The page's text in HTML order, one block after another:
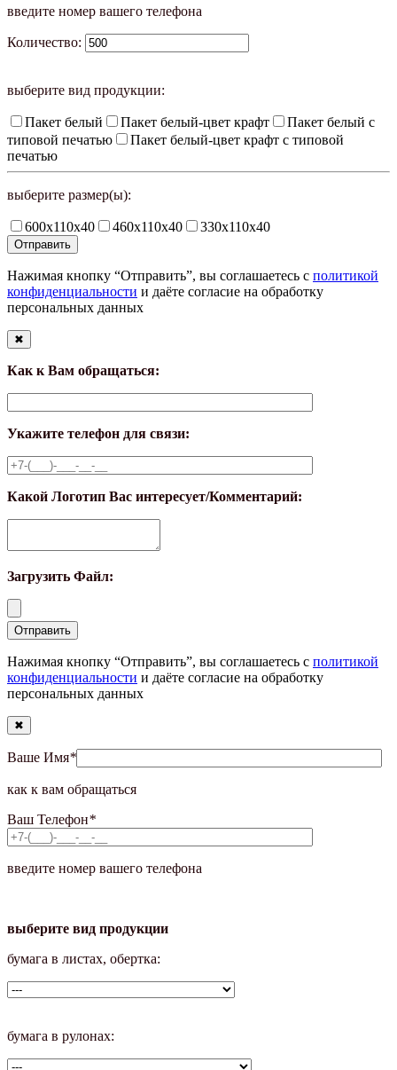
введите номер вашего телефона
Количество:
выберите вид продукции:
Пакет белый Пакет белый-цвет крафт
Пакет белый с
типовой печатью
Пакет белый-цвет крафт с типовой
печатью
выберите размер(ы):
600х110х40 460х110х40 330х110х40
Нажимая кнопку “Отправить”, вы соглашаетесь с политикой
конфиденциальности и даёте согласие на обработку
персональных данных
✖
Как к Вам обращаться:
Укажите телефон для связи:
Какой Логотип Вас интересует/Комментарий:
Загрузить Файл:
Нажимая кнопку “Отправить”, вы соглашаетесь с политикой
конфиденциальности и даёте согласие на обработку
персональных данных
✖
Ваше Имя*
как к вам обращаться
Ваш Телефон*
введите номер вашего телефона
выберите вид продукции
бумага в листах, обертка:
бумага в рулонах: